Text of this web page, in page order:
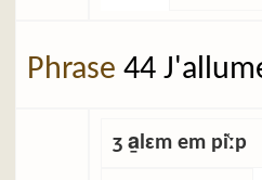
Phrase 44
ʒ a̱lɛm em pi̜ːp